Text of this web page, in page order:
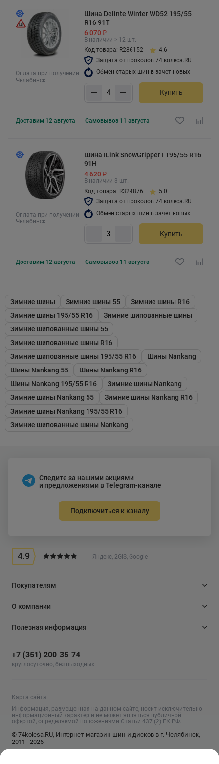
Оплата при получении
Челябинск
Шина Delinte Winter WD52 195/55
R16 91T
6 070 ₽
В наличии > 12 шт.
Код товара: R286152
4.6
Защита от проколов 74 колеса.RU
Обмен старых шин в зачет новых
Купить
Доставим 12 августа Самовывоз 11 августа
Оплата при получении
Челябинск
Шина ILink SnowGripper I 195/55 R16
91H
4 620 ₽
В наличии 3 шт.
Код товара: R324876
5.0
Защита от проколов 74 колеса.RU
Обмен старых шин в зачет новых
Купить
Доставим 12 августа Самовывоз 11 августа
Зимние шины Зимние шины 55
Зимние шины R16
Зимние шины 195/55 R16
Зимние шипованные шины
Зимние шипованные шины 55
Зимние шипованные шины R16
Зимние шипованные шины 195/55 R16
Шины Nankang
Шины Nankang 55
Шины Nankang R16
Шины Nankang 195/55 R16
Зимние шины Nankang
Зимние шины Nankang 55
Зимние шины Nankang R16
Зимние шины Nankang 195/55 R16
Зимние шипованные шины Nankang
Следите за нашими акциями
и предложениями в Telegram-канале
Подключиться к каналу
4.9 Яндекс, 2GIS, Google
Покупателям
О компании
Полезная информация
+7 (351) 200-35-74
круглосуточно, без выходных
Карта сайта
Информация, размещенная на данном сайте, носит исключительно
информационный характер и не может являться публичной
офертой, определяемой положениями Статьи 437 (2) ГК РФ.
© 74kolesa.RU, Интернет-магазин шин и дисков в г. Челябинск,
2011–2026